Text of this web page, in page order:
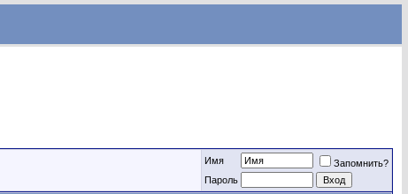
Имя
Запомнить?
Пароль